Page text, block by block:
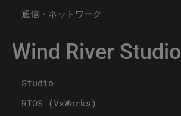
通信・ネットワーク
Wind River Studio
Studio
RTOS (VxWorks)